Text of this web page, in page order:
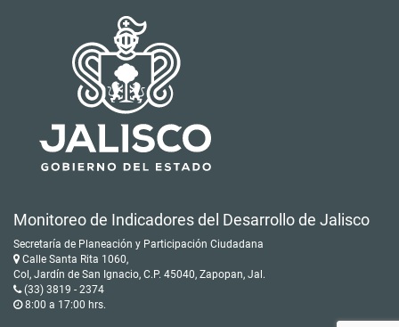
Monitoreo de Indicadores del Desarrollo de Jalisco
Secretaría de Planeación y Participación Ciudadana
Calle Santa Rita 1060,
Col, Jardín de San Ignacio, C.P. 45040, Zapopan, Jal.
(33) 3819 - 2374
8:00 a 17:00 hrs.